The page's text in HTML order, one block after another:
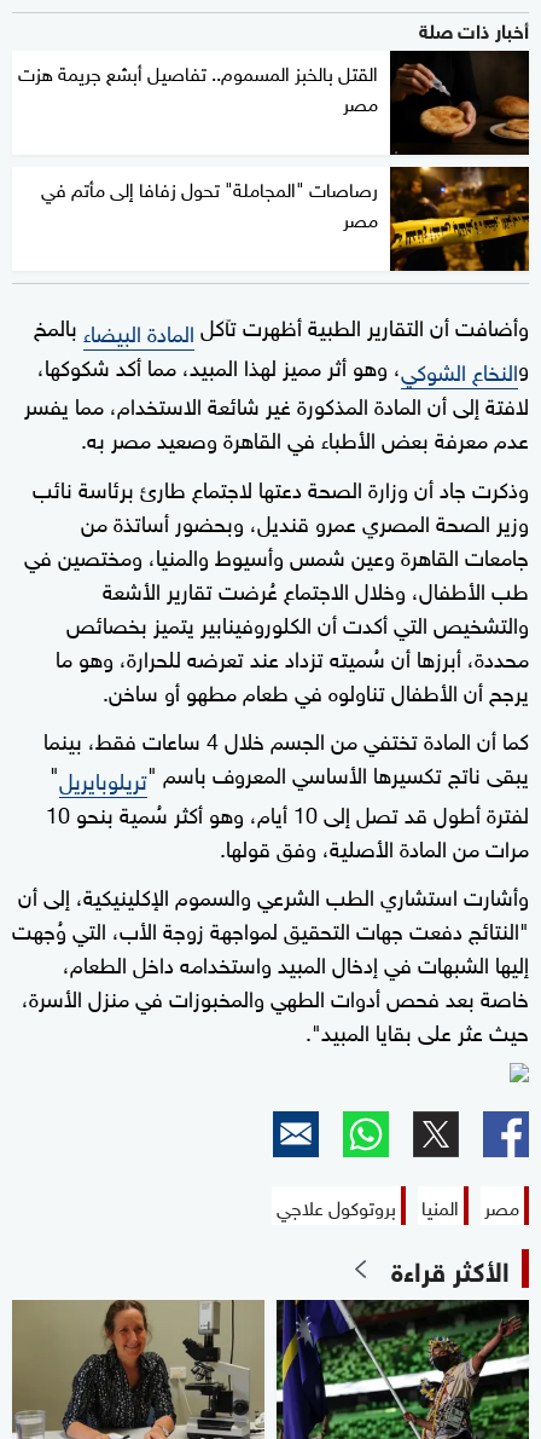
أخبار ذات صلة
القتل بالخبز المسموم.. تفاصيل أبشع جريمة هزت
مصر
رصاصات "المجاملة" تحول زفافا إلى مأتم في
مصر
وأضافت أن التقارير الطبية أظهرت تآكلالمادة البيضاء بالمخ
والنخاع الشوكي، وهو أثر مميز لهذا المبيد، مما أكد شكوكها،
لافتة إلى أن المادة المذكورة غير شائعة الاستخدام، مما يفسر
عدم معرفة بعض الأطباء في القاهرة وصعيد مصر به.
وذكرت جاد أن وزارة الصحة دعتها لاجتماع طارئ برئاسة نائب
وزير الصحة المصري عمرو قنديل، وبحضور أساتذة من
جامعات القاهرة وعين شمس وأسيوط والمنيا، ومختصين في
طب الأطفال، وخلال الاجتماع عُرضت تقارير الأشعة
والتشخيص التي أكدت أن الكلوروفينابير يتميز بخصائص
محددة، أبرزها أن سُميته تزداد عند تعرضه للحرارة، وهو ما
يرجح أن الأطفال تناولوه في طعام مطهو أو ساخن.
كما أن المادة تختفي من الجسم خلال 4 ساعات فقط، بينما
يبقى ناتج تكسيرها الأساسي المعروف باسم "تريلوبايريل"
لفترة أطول قد تصل إلى 10 أيام، وهو أكثر سُمية بنحو 10
مرات من المادة الأصلية، وفق قولها.
وأشارت استشاري الطب الشرعي والسموم الإكلينيكية، إلى أن
"النتائج دفعت جهات التحقيق لمواجهة زوجة الأب، التي وُجهت
إليها الشبهات في إدخال المبيد واستخدامه داخل الطعام،
خاصة بعد فحص أدوات الطهي والمخبوزات في منزل الأسرة،
حيث عثر على بقايا المبيد".
مصر المنيا بروتوكول علاجي
الأكثر قراءة